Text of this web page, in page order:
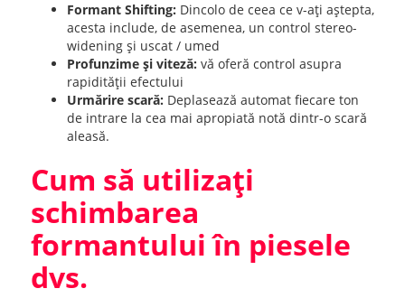
Formant Shifting: Dincolo de ceea ce v-ați aștepta,
acesta include, de asemenea, un control stereo-
widening și uscat / umed
Profunzime și viteză: vă oferă control asupra
rapidității efectului
Urmărire scară: Deplasează automat fiecare ton
de intrare la cea mai apropiată notă dintr-o scară
aleasă.
Cum să utilizați
schimbarea
formantului în piesele
dvs.